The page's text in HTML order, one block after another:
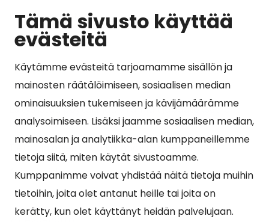
Tämä sivusto käyttää
evästeitä
Käytämme evästeitä tarjoamamme sisällön ja
mainosten räätälöimiseen, sosiaalisen median
ominaisuuksien tukemiseen ja kävijämäärämme
analysoimiseen. Lisäksi jaamme sosiaalisen median,
mainosalan ja analytiikka-alan kumppaneillemme
tietoja siitä, miten käytät sivustoamme.
Kumppanimme voivat yhdistää näitä tietoja muihin
tietoihin, joita olet antanut heille tai joita on
kerätty, kun olet käyttänyt heidän palvelujaan.
Kunta ja hallinto
Suosituimmat sivut
Esityslistat, pöytäkirjat, viranhaltijapäätökset ja
kuulutukset
Tietoa ja ohjeistusta koronavirukseen liittyen
Asiointipiste
Sähköinen asiointi